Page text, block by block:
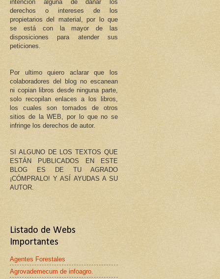
intención alguna de dañar los
derechos o intereses de los
propietarios del material, por lo que
se está con la mayor de las
disposiciones para atender sus
peticiones.
Por ultimo quiero aclarar que los
colaboradores del blog no escanean
ni copian libros desde ninguna parte,
solo recopilan enlaces a los libros,
los cuales son tomados de otros
sitios de la WEB, por lo que no se
infringe los derechos de autor.
SI ALGUNO DE LOS TEXTOS QUE
ESTÁN PUBLICADOS EN ESTE
BLOG ES DE TU AGRADO
¡CÓMPRALO! Y ASÍ AYUDAS A SU
AUTOR.
Listado de Webs
Importantes
Agentes Forestales
Agrovademecum de infoagro.